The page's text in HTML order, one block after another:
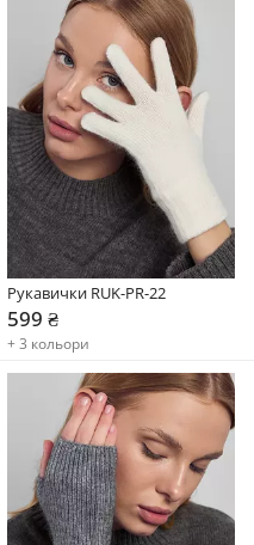
Рукавички RUK-PR-22
599 ₴
+ 3 кольори